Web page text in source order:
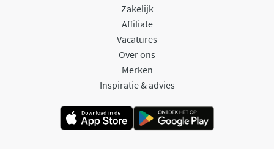
Zakelijk
Affiliate
Vacatures
Over ons
Merken
Inspiratie & advies